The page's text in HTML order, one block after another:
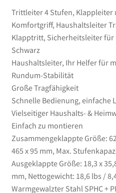
&
Büro,
Schwarz
Menge
Trittleiter 4 Stufen, Klappleiter
Komfortgriff, Haushaltsleiter
Klapptritt, Sicherheitsleiter für
Schwarz
Haushaltsleiter, Ihr Helfer für
Rundum-Stabilität
Große Tragfähigkeit
Schnelle Bedienung, einfache
Vielseitiger Haushalts- &
Einfach zu montieren
Zusammengeklappte Größe:
465 x 95 mm, Max.
Ausgeklappte Größe: 18,3 x
mm, Nettogewicht: 18,6 lbs /
Warmgewalzter Stahl SPHC +